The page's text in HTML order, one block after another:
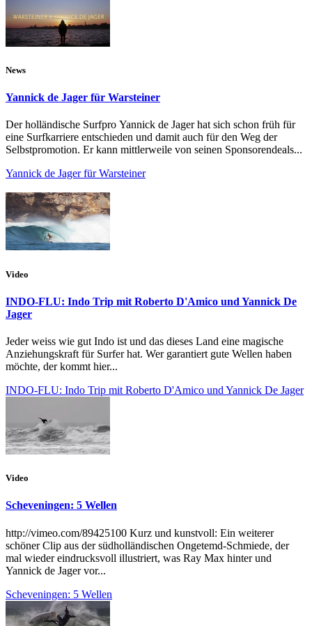
News
Yannick de Jager für Warsteiner
Der holländische Surfpro Yannick de Jager hat sich schon früh für
eine Surfkarriere entschieden und damit auch für den Weg der
Selbstpromotion. Er kann mittlerweile von seinen Sponsorendeals...
Yannick de Jager für Warsteiner
Video
INDO-FLU: Indo Trip mit Roberto D'Amico und Yannick De
Jager
Jeder weiss wie gut Indo ist und das dieses Land eine magische
Anziehungskraft für Surfer hat. Wer garantiert gute Wellen haben
möchte, der kommt hier...
INDO-FLU: Indo Trip mit Roberto D'Amico und Yannick De Jager
Video
Scheveningen: 5 Wellen
http://vimeo.com/89425100 Kurz und kunstvoll: Ein weiterer
schöner Clip aus der südholländischen Ongetemd-Schmiede, der
mal wieder eindrucksvoll illustriert, was Ray Max hinter und
Yannick de Jager vor...
Scheveningen: 5 Wellen